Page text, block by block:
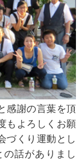
感謝の言葉を頂
もよろしくお願
づくり運動とし
話がありまし